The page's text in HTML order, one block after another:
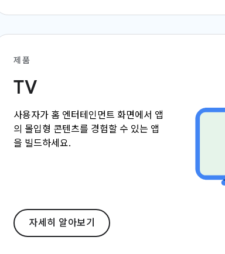
제품
TV
사용자가 홈 엔터테인먼트 화면에서 앱
의 몰입형 콘텐츠를 경험할 수 있는 앱
을 빌드하세요.
자세히 알아보기